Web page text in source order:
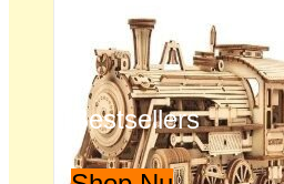
Bestsellers